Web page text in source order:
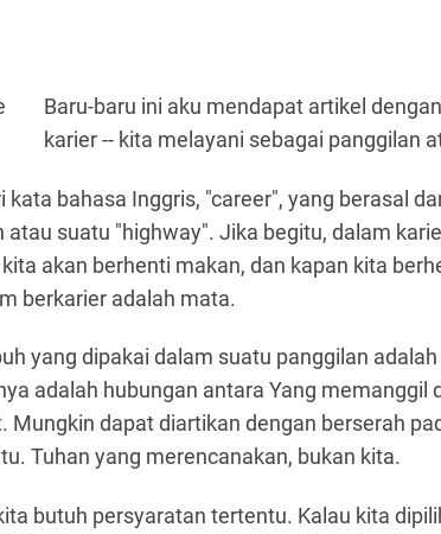
Baru-baru ini aku mendapat artikel
karier -- kita melayani sebagai panggilan
kata bahasa Inggris, "career", yang berasal
atau suatu "highway". Jika begitu, dalam
akan berhenti makan, dan kapan kita
berkarier adalah mata.
yang dipakai dalam suatu panggilan
adalah hubungan antara Yang memanggil
Mungkin dapat diartikan dengan berserah
Tuhan yang merencanakan, bukan kita.
butuh persyaratan tertentu. Kalau kita